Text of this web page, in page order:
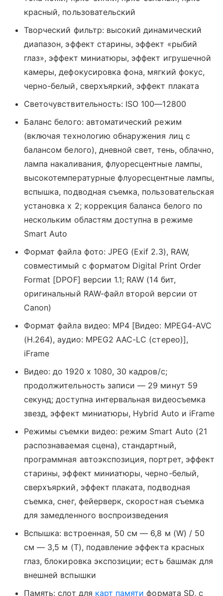
красный, пользовательский
Творческий фильтр: высокий динамический
диапазон, эффект старины, эффект «рыбий
глаз», эффект миниатюры, эффект игрушечной
камеры, дефокусировка фона, мягкий фокус,
черно-белый, сверхъяркий, эффект плаката
Светочувствительность: ISO 100—12800
Баланс белого: автоматический режим
(включая технологию обнаружения лиц с
балансом белого), дневной свет, тень, облачно,
лампа накаливания, флуоресцентные лампы,
высокотемпературные флуоресцентные лампы,
вспышка, подводная съемка, пользовательская
установка х 2; коррекция баланса белого по
нескольким областям доступна в режиме
Smart Auto
Формат файла фото: JPEG (Exif 2.3), RAW,
совместимый с форматом Digital Print Order
Format [DPOF] версии 1.1; RAW (14 бит,
оригинальный RAW-файл второй версии от
Canon)
Формат файла видео: MP4 [Видео: MPEG4-AVC
(H.264), аудио: MPEG2 AAC-LC (стерео)],
iFrame
Видео: до 1920 x 1080, 30 кадров/с;
продолжительность записи — 29 минут 59
секунд; доступна интервальная видеосъемка
звезд, эффект миниатюры, Hybrid Auto и iFrame
Режимы съемки видео: режим Smart Auto (21
распознаваемая сцена), стандартный,
программная автоэкспозиция, портрет, эффект
старины, эффект миниатюры, черно-белый,
сверхъяркий, эффект плаката, подводная
съемка, снег, фейерверк, скоростная съемка
для замедленного воспроизведения
Вспышка: встроенная, 50 см — 6,8 м (W) / 50
см — 3,5 м (T), подавление эффекта красных
глаз, блокировка экспозиции; есть башмак для
внешней вспышки
Память: слот для карт памяти формата SD, с